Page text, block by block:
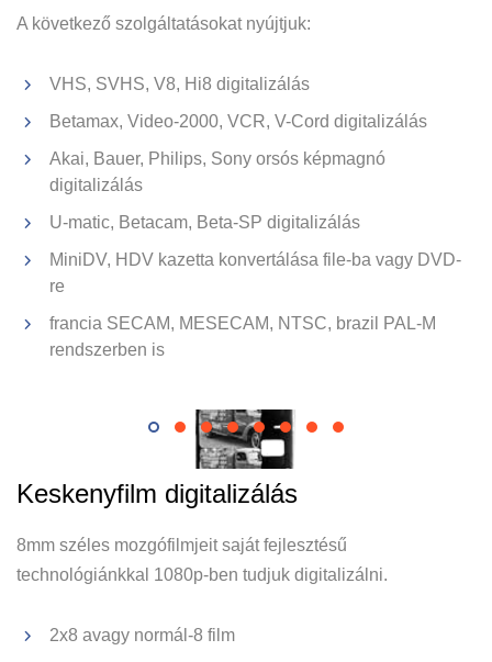
VHS kazetta
A következő szolgáltatásokat nyújtjuk:
VHS, SVHS, V8, Hi8 digitalizálás
Betamax, Video-2000, VCR, V-Cord digitalizálás
Akai, Bauer, Philips, Sony orsós képmagnó
digitalizálás
U-matic, Betacam, Beta-SP digitalizálás
MiniDV, HDV kazetta konvertálása file-ba vagy DVD-
re
francia SECAM, MESECAM, NTSC, brazil PAL-M
rendszerben is
Keskenyfilm digitalizálás
8mm széles mozgófilmjeit saját fejlesztésű
technológiánkkal 1080p-ben tudjuk digitalizálni.
2x8 avagy normál-8 film